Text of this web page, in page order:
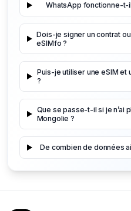
WhatsApp fonctionne-t-
Dois-je signer un contrat
eSIMfo ?
Puis-je utiliser une eSIM et
?
Que se passe-t-il si je n’ai
Mongolie ?
De combien de données